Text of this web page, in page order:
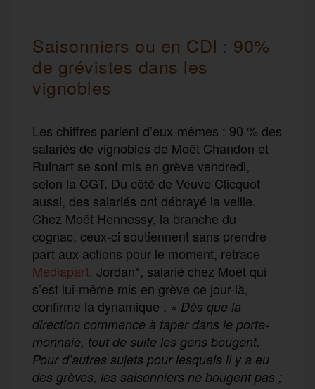
Saisonniers ou en CDI : 90%
de grévistes dans les
vignobles
Les chiffres parlent d’eux-mêmes : 90 % des
salariés de vignobles de Moët Chandon et
Ruinart se sont mis en grève vendredi,
selon la CGT. Du côté de Veuve Clicquot
aussi, des salariés ont débrayé la veille.
Chez Moët Hennessy, la branche du
cognac, ceux-ci soutiennent sans prendre
part aux actions pour le moment, retrace
Mediapart. Jordan*, salarié chez Moët qui
s’est lui-même mis en grève ce jour-là,
confirme la dynamique : « Dès que la
direction commence à taper dans le porte-
monnaie, tout de suite les gens bougent.
Pour d’autres sujets pour lesquels il y a eu
des grèves, les saisonniers ne bougent pas ;